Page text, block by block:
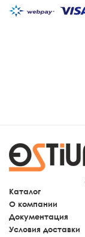
Каталог
О компании
Документация
Условия доставки